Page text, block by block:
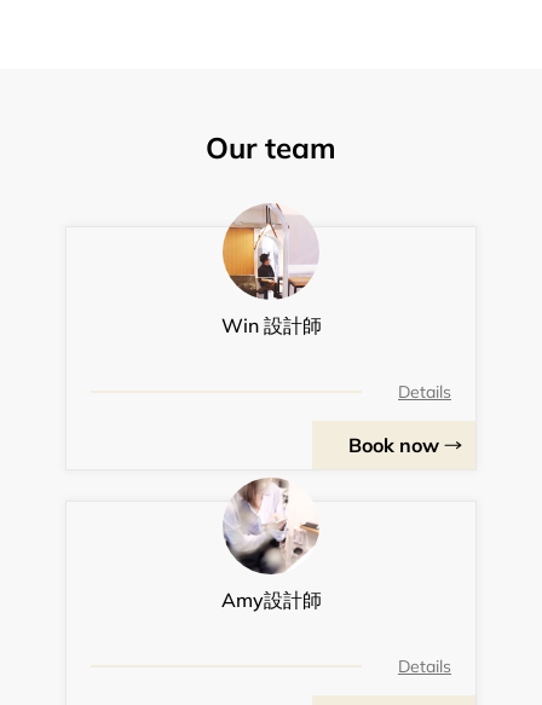
Our team
Win 設計師
Details
Book now
Amy設計師
Details